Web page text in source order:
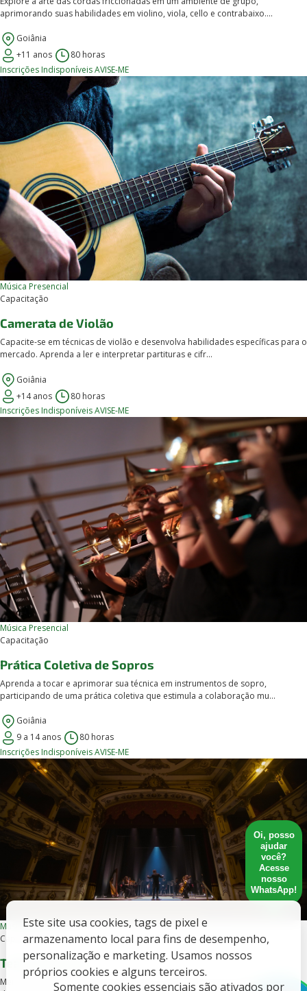
Oi, posso
ajudar
você?
Acesse
nosso
WhatsApp!
Este site usa cookies, tags de pixel e
armazenamento local para fins de desempenho,
personalização e marketing. Usamos nossos
próprios cookies e alguns terceiros.
Somente cookies essenciais são ativados por
aprimorando suas habilidades em violino, viola, cello e contrabaixo....
Goiânia
+11 anos
80 horas
Inscrições IndisponíveisAVISE-ME
Música Presencial
Capacitação
Camerata de Violão
Capacite-se em técnicas de violão e desenvolva habilidades específicas para o
mercado. Aprenda a ler e interpretar partituras e cifr...
Goiânia
+14 anos
80 horas
Inscrições IndisponíveisAVISE-ME
Música Presencial
Capacitação
Prática Coletiva de Sopros
Aprenda a tocar e aprimorar sua técnica em instrumentos de sopro,
participando de uma prática coletiva que estimula a colaboração mu...
Goiânia
9 a 14 anos
80 horas
Inscrições IndisponíveisAVISE-ME
MúsicaPresencial
Capacitação
Teatro Musical
Mergulhe no universo do teatro musical, combinando interpretação, canto e